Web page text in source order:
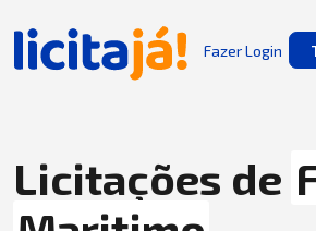
Fazer Login
Licitações de